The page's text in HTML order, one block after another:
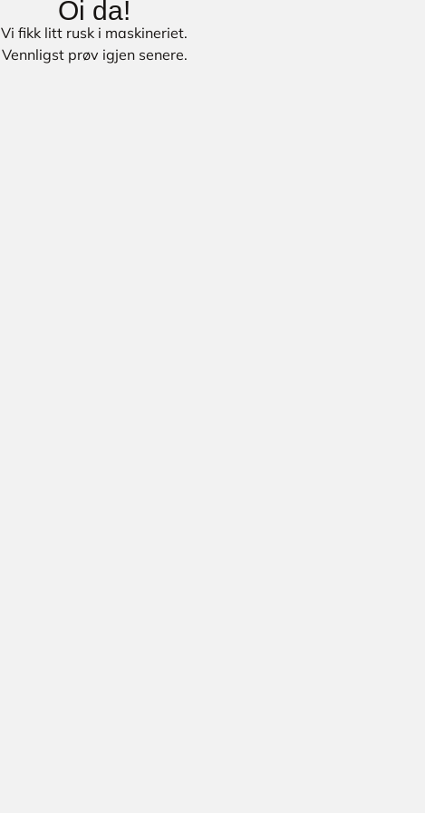
Oi da!
Vi fikk litt rusk i maskineriet.
Vennligst prøv igjen senere.